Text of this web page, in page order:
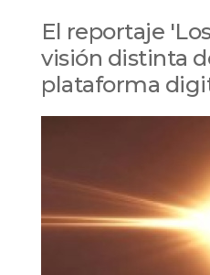
El reportaje
visión distinta
plataforma